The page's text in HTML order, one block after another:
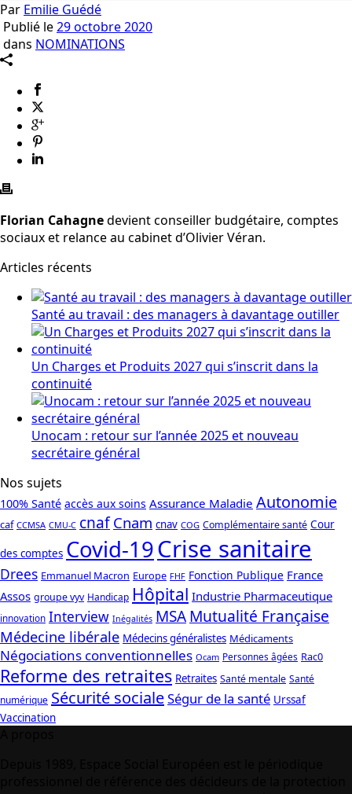
Par Emilie Guédé
Publié le29 octobre 2020
dans NOMINATIONS
Florian Cahagnedevient conseiller budgétaire, comptes
sociaux et relance au cabinet d’Olivier Véran.
Articles récents
Santé au travail : des managers à davantage outiller
Un Charges et Produits 2027 qui s’inscrit dans la
continuité
Unocam : retour sur l’année 2025 et nouveau
secrétaire général
Nos sujets
100% Santé accès aux soins Assurance Maladie Autonomie
caf CCMSA CMU-C cnaf Cnam cnav COG Complémentaire santé Cour
des comptes Covid-19Crise sanitaire
Drees Emmanuel Macron Europe FHF Fonction Publique France
Assos groupe vyv Handicap Hôpital Industrie Pharmaceutique
innovation Interview Inégalités MSAMutualité Française
Médecine libérale Médecins généralistes Médicaments
Négociations conventionnelles Ocam Personnes âgées Rac0
Reforme des retraites Retraites Santé mentale Santé
numérique Sécurité socialeSégur de la santé Urssaf
Vaccination